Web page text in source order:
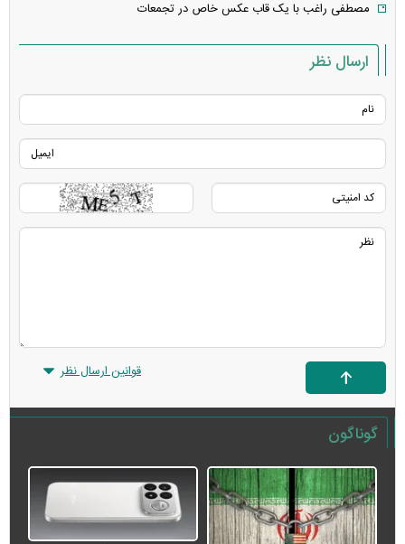
مصطفی راغب با یک قاب عکس خاص در تجمعات
ارسال نظر
قوانین ارسال نظر
گوناگون